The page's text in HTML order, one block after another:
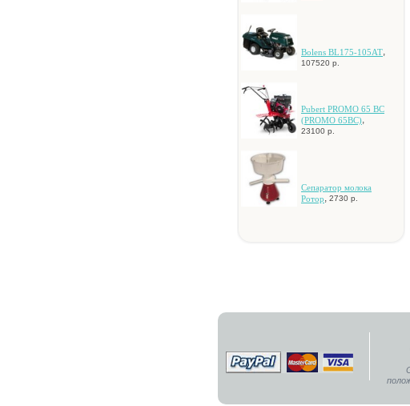
Bolens BL175-105AT
107520 р.
Pubert PROMO 65 BC
(PROMO 65BC)
23100 р.
Ceпapaтop мoлoкa
Poтop
2730 р.